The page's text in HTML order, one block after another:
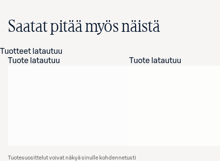
Saatat pitää myös näistä
Tuotteet latautuu
Tuote latautuu
Tuote latautuu
Tuotesuosittelut voivat näkyä sinulle kohdennetusti